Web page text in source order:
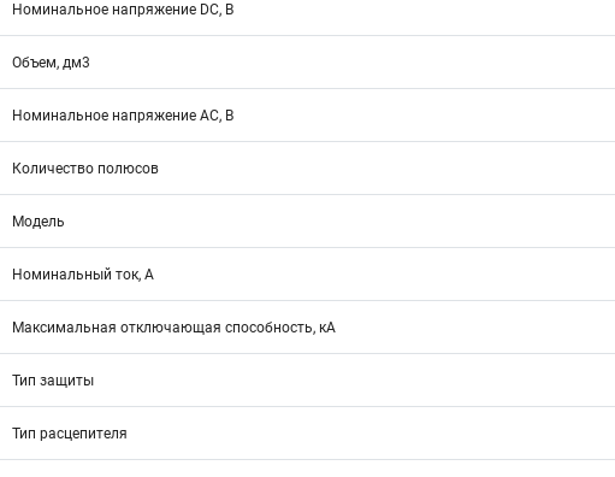
Номинальное напряжение DC, В
Объем, дм3
Номинальное напряжение АС, В
Количество полюсов
Модель
Номинальный ток, А
Максимальная отключающая способность, кА
Тип защиты
Тип расцепителя